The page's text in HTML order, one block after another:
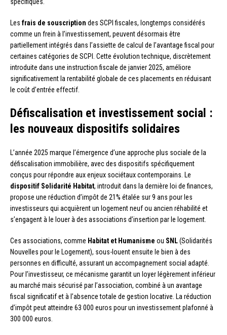
Les frais de souscription des SCPI fiscales, longtemps considérés
comme un frein à l’investissement, peuvent désormais être
partiellement intégrés dans l’assiette de calcul de l’avantage fiscal pour
certaines catégories de SCPI. Cette évolution technique, discrètement
introduite dans une instruction fiscale de janvier 2025, améliore
significativement la rentabilité globale de ces placements en réduisant
le coût d’entrée effectif.
Défiscalisation et investissement social :
les nouveaux dispositifs solidaires
L’année 2025 marque l’émergence d’une approche plus sociale de la
défiscalisation immobilière, avec des dispositifs spécifiquement
conçus pour répondre aux enjeux sociétaux contemporains. Le
dispositif Solidarité Habitat, introduit dans la dernière loi de finances,
propose une réduction d’impôt de 21% étalée sur 9 ans pour les
investisseurs qui acquièrent un logement neuf ou ancien réhabilité et
s’engagent à le louer à des associations d’insertion par le logement.
Ces associations, comme Habitat et Humanisme ou SNL(Solidarités
Nouvelles pour le Logement), sous-louent ensuite le bien à des
personnes en difficulté, assurant un accompagnement social adapté.
Pour l’investisseur, ce mécanisme garantit un loyer légèrement inférieur
au marché mais sécurisé par l’association, combiné à un avantage
fiscal significatif et à l’absence totale de gestion locative. La réduction
d’impôt peut atteindre 63 000 euros pour un investissement plafonné à
300 000 euros.